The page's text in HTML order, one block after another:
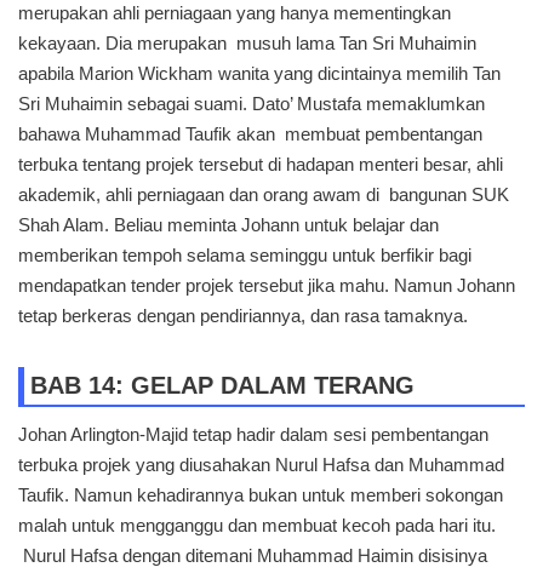
merupakan ahli perniagaan yang hanya mementingkan
kekayaan. Dia merupakan musuh lama Tan Sri Muhaimin
apabila Marion Wickham wanita yang dicintainya memilih Tan
Sri Muhaimin sebagai suami. Dato’ Mustafa memaklumkan
bahawa Muhammad Taufik akan membuat pembentangan
terbuka tentang projek tersebut di hadapan menteri besar, ahli
akademik, ahli perniagaan dan orang awam di bangunan SUK
Shah Alam. Beliau meminta Johann untuk belajar dan
memberikan tempoh selama seminggu untuk berfikir bagi
mendapatkan tender projek tersebut jika mahu. Namun Johann
tetap berkeras dengan pendiriannya, dan rasa tamaknya.
BAB 14: GELAP DALAM TERANG
Johan Arlington-Majid tetap hadir dalam sesi pembentangan
terbuka projek yang diusahakan Nurul Hafsa dan Muhammad
Taufik. Namun kehadirannya bukan untuk memberi sokongan
malah untuk mengganggu dan membuat kecoh pada hari itu.
Nurul Hafsa dengan ditemani Muhammad Haimin disisinya